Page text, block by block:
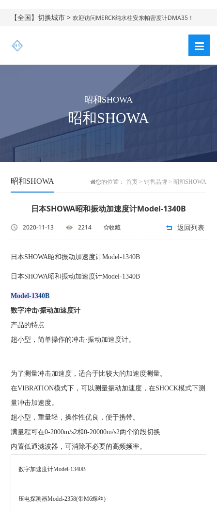
【全国】切换城市 >欢迎访问MERCK纯水柱安东帕密度计DMA35！
昭和SHOWA
昭和SHOWA
昭和SHOWA 您的位置： 首页> 销售品牌 > 昭和SHOWA
日本SHOWA昭和振动加速度计Model-1340B
2020-11-13 2214 收藏 返回列表
日本SHOWA昭和振动加速度计Model-1340B
日本SHOWA昭和振动加速度计Model-1340B
Model-1340B
数字冲击/振动加速度计
产品的特点
超小型，简单操作的冲击·振动加速度计。
为了测量冲击加速度，适合于比较大的加速度测量。
在VIBRATION模式下，可以测量振动加速度，在SHOCK模式下测
量冲击加速度。
超小型，重量轻，操作性优良，便于携带。
满量程可在0-2000m/s2和0-20000m/s2两个阶段切换
内置低通滤波器，可消除不必要的高频频率。
数字加速度计Model-1340B
压电探测器Model-2358(带M6螺丝)